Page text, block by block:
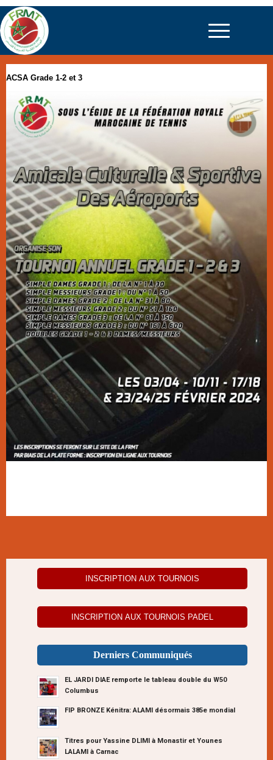
ACSA Grade 1-2 et 3
INSCRIPTION AUX TOURNOIS
INSCRIPTION AUX TOURNOIS PADEL
Derniers Communiqués
EL JARDI DIAE remporte le tableau double du W50
Columbus
FIP BRONZE Kénitra: ALAMI désormais 385e mondial
Titres pour Yassine DLIMI à Monastir et Younes
LALAMI à Carnac